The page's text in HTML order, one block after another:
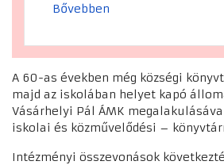
Bővebben
A 60-as években még községi
majd az iskolában helyet kapó
Vásárhelyi Pál ÁMK
iskolai és közművelődési –
Intézményi összevonások